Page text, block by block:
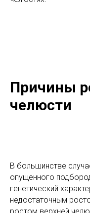
Причины
челюсти
В большинстве
опущенного
генетический
недостаточным